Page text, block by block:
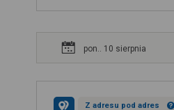
pon.. 10 sierpnia
Z adresu pod adres